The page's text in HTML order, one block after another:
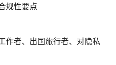
规性要点
作者、出国旅行者、对隐私